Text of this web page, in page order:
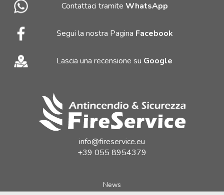
Contattaci tramite WhatsApp
Segui la nostra Pagina Facebook
Lascia una recensione su Google
info@fireservice.eu
+39 055 8954379
News